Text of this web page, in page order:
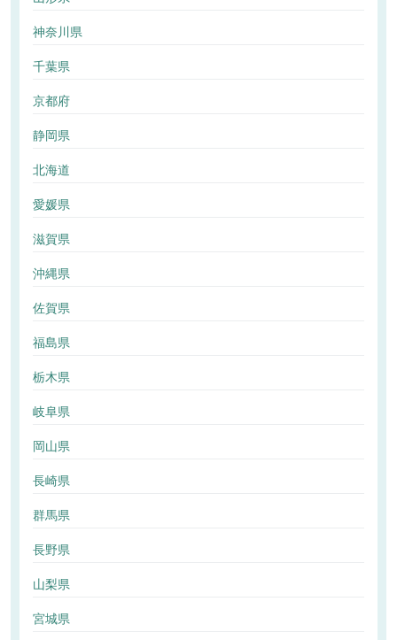
神奈川県
千葉県
京都府
静岡県
北海道
愛媛県
滋賀県
沖縄県
佐賀県
福島県
栃木県
岐阜県
岡山県
長崎県
群馬県
長野県
山梨県
宮城県